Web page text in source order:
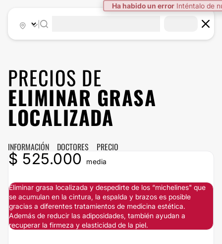
Ha habido un error Inténtalo de
PRECIOS DE
ELIMINAR GRASA
LOCALIZADA
INFORMACIÓN DOCTORES PRECIO
$ 525.000 media
Eliminar grasa localizada y despedirte de los “michelines" que
se acumulan en la cintura, la espalda y brazos es posible
gracias a diferentes tratamientos de medicina estética.
Además de reducir las adiposidades, también ayudan a
recuperar la firmeza y elasticidad de la piel.